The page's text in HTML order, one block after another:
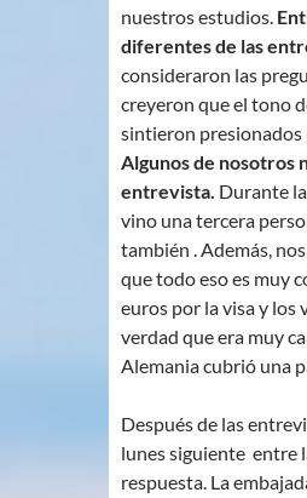
nuestros estudios.
diferentes de las
consideraron las
creyeron que el tono
sintieron presionados
Algunos de nosotros
entrevista. Durante
vino una tercera
también . Además,
que todo eso es muy
euros por la visa y los
verdad que era muy
Alemania cubrió una
Después de las
lunes siguiente entre
respuesta. La